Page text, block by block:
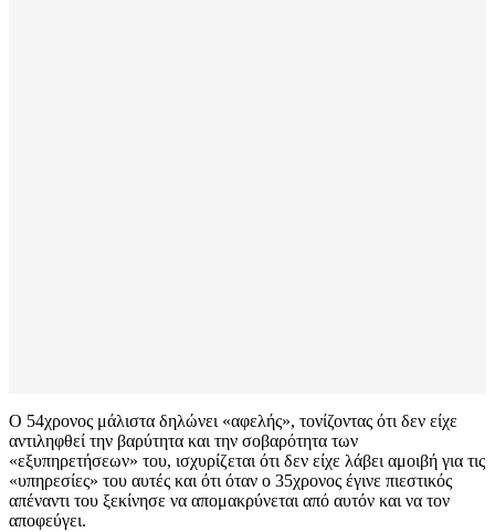
Ο 54χρονος μάλιστα δηλώνει «αφελής», τονίζοντας ότι δεν είχε
αντιληφθεί την βαρύτητα και την σοβαρότητα των
«εξυπηρετήσεων» του, ισχυρίζεται ότι δεν είχε λάβει αμοιβή για τις
«υπηρεσίες» του αυτές και ότι όταν ο 35χρονος έγινε πιεστικός
απέναντι του ξεκίνησε να απομακρύνεται από αυτόν και να τον
αποφεύγει.